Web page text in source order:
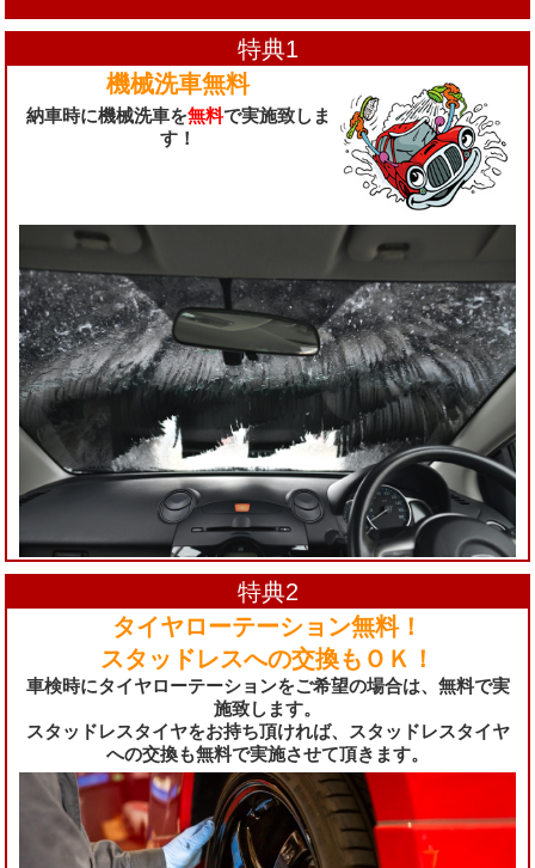
特典1
機械洗車無料
納車時に機械洗車を無料で実施致しま
す！
特典2
タイヤローテーション無料！
スタッドレスへの交換もＯＫ ！
車検時にタイヤローテーションをご希望の場合は、無料で実
施致します。
スタッドレスタイヤをお持ち頂ければ、スタッドレスタイヤ
への交換も無料で実施させて頂きます。